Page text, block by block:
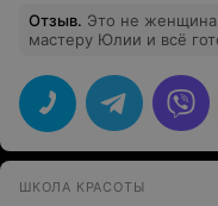
Отзыв. Это не
мастеру Юлии и всё
сделает ваши ногти
длинными. Будете на
получать комплименты
ШКОЛА КРАСОТЫ